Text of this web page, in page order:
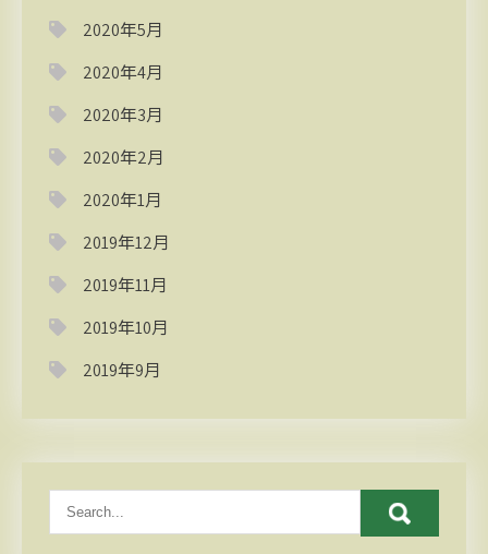
2020年5月
2020年4月
2020年3月
2020年2月
2020年1月
2019年12月
2019年11月
2019年10月
2019年9月